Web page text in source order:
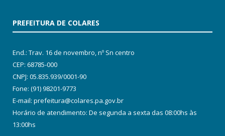
PREFEITURA DE COLARES
End.: Trav. 16 de novembro, nº Sn centro
CEP: 68785-000
CNPJ: 05.835.939/0001-90
Fone: (91) 98201-9773
E-mail: prefeitura@colares.pa.gov.br
Horário de atendimento: De segunda a sexta das 08:00hs às
13:00hs